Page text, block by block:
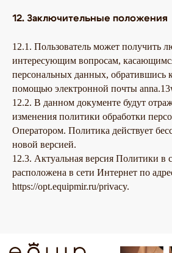
12. Заключительные положения
12.1. Пользователь может получить
интересующим вопросам,
персональных данных, обратившись
помощью электронной почты
12.2. В данном документе будут
изменения политики обработки
Оператором. Политика действует
новой версией.
12.3. Актуальная версия Политики в
расположена в сети Интернет по
https://opt.equipmir.ru/privacy.